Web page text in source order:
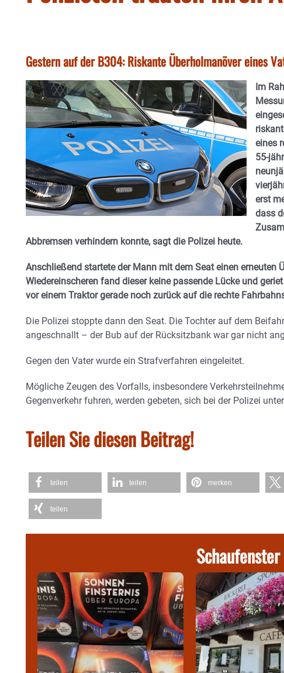
Gestern auf der B304: Riskante Überholmanöver eines
Im
eines
55-
erst
dass
Abbremsen verhindern konnte, sagt die Polizei heute.
Anschließend startete der Mann mit dem Seat einen erneuten
Wiedereinscheren fand dieser keine passende Lücke und
vor einem Traktor gerade noch zurück auf die rechte
Die Polizei stoppte dann den Seat. Die Tochter auf dem
angeschnallt – der Bub auf der Rücksitzbank war gar nicht
Gegen den Vater wurde ein Strafverfahren eingeleitet.
Mögliche Zeugen des Vorfalls, insbesondere
Gegenverkehr fuhren, werden gebeten, sich bei der Polizei
Teilen Sie diesen Beitrag!
teilen teilen merken
teilen
Schaufenster